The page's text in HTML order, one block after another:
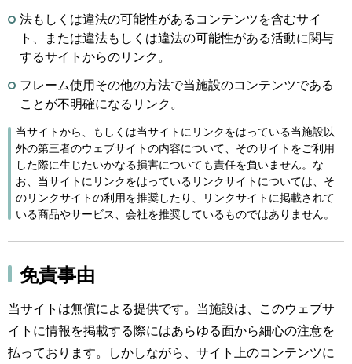
法もしくは違法の可能性があるコンテンツを含むサイ
ト、または違法もしくは違法の可能性がある活動に関与
するサイトからのリンク。
フレーム使用その他の方法で当施設のコンテンツである
ことが不明確になるリンク。
当サイトから、もしくは当サイトにリンクをはっている当施設以
外の第三者のウェブサイトの内容について、そのサイトをご利用
した際に生じたいかなる損害についても責任を負いません。な
お、当サイトにリンクをはっているリンクサイトについては、そ
のリンクサイトの利用を推奨したり、リンクサイトに掲載されて
いる商品やサービス、会社を推奨しているものではありません。
免責事由
当サイトは無償による提供です。当施設は、このウェブサ
イトに情報を掲載する際にはあらゆる面から細心の注意を
払っております。しかしながら、サイト上のコンテンツに